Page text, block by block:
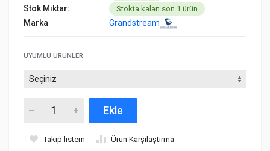
Stok Miktar: Stokta kalan son 1 ürün
Marka Grandstream
UYUMLU ÜRÜNLER
Ekle
Takip listem Ürün Karşılaştırma